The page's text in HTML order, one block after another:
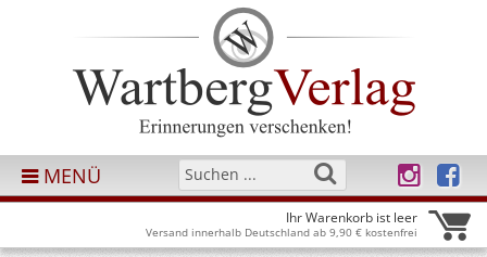
MENÜ
Ihr Warenkorb ist leer
Versand innerhalb Deutschland ab 9,90 € kostenfrei